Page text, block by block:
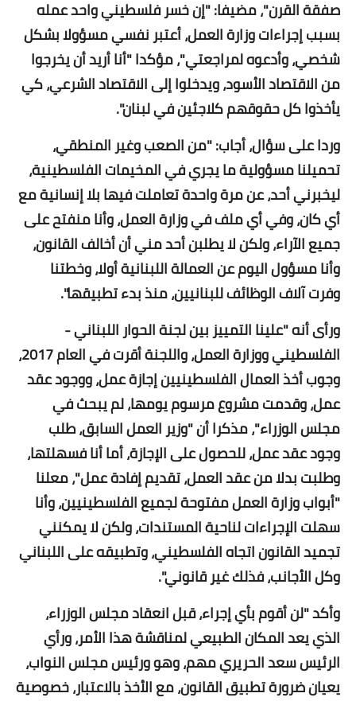
صفقة القرن"، مضيفا: "إن خسر فلسطيني واحد عمله
بسبب إجراءات وزارة العمل، أعتبر نفسي مسؤولا بشكل
شخصي، وأدعوه لمراجعتي"، مؤكدا "أنا أريد أن يخرجوا
من الاقتصاد الأسود، ويدخلوا إلى الاقتصاد الشرعي، كي
يأخذوا كل حقوقهم كلاجئين في لبنان".
وردا على سؤال، أجاب: "من الصعب وغير المنطقي،
تحميلنا مسؤولية ما يجري في المخيمات الفلسطينية،
ليخبرني أحد، عن مرة واحدة تعاملت فيها بلا إنسانية مع
أي كان، وفي أي ملف في وزارة العمل، وأنا منفتح على
جميع الآراء، ولكن لا يطلبن أحد مني أن أخالف القانون،
وأنا مسؤول اليوم عن العمالة اللبنانية أولا، وخطتنا
وفرت آلاف الوظائف للبنانيين، منذ بدء تطبيقها".
ورأى أنه "علينا التمييز بين لجنة الحوار اللبناني -
الفلسطيني ووزارة العمل، واللجنة أقرت في العام 2017،
وجوب أخذ العمال الفلسطينيين إجازة عمل، ووجود عقد
عمل، وقدمت مشروع مرسوم يومها، لم يبحث في
مجلس الوزراء"، مذكرا أن "وزير العمل السابق، طلب
وجود عقد عمل، للحصول على الإجازة، أما أنا فسهلتها،
وطلبت بدلا من عقد العمل، تقديم إفادة عمل"، معلنا
"أبواب وزارة العمل مفتوحة لجميع الفلسطينيين، وأنا
سهلت الإجراءات لناحية المستندات، ولكن لا يمكنني
تجميد القانون اتجاه الفلسطيني، وتطبيقه على اللبناني
وكل الأجانب، فذلك غير قانوني".
وأكد "لن أقوم بأي إجراء، قبل انعقاد مجلس الوزراء،
الذي يعد المكان الطبيعي لمناقشة هذا الأمر، ورأي
الرئيس سعد الحريري مهم، وهو ورئيس مجلس النواب،
يعيان ضرورة تطبيق القانون، مع الأخذ بالاعتبار، خصوصية